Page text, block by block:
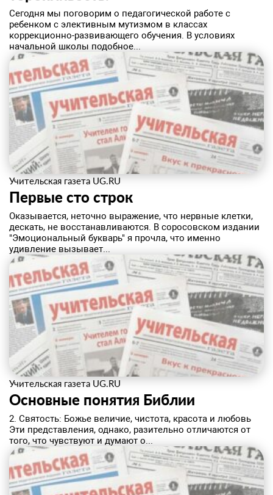
Сегодня мы поговорим о педагогической работе с
ребенком с элективным мутизмом в классах
коррекционно-развивающего обучения. В условиях
начальной школы подобное...
Учительская газета UG.RU
Первые сто строк
Оказывается, неточно выражение, что нервные клетки,
дескать, не восстанавливаются. В соросовском издании
"Эмоциональный букварь" я прочла, что именно
удивление вызывает...
Учительская газета UG.RU
Основные понятия Библии
2. Святость: Божье величие, чистота, красота и любовь
Эти представления, однако, разительно отличаются от
того, что чувствуют и думают о...